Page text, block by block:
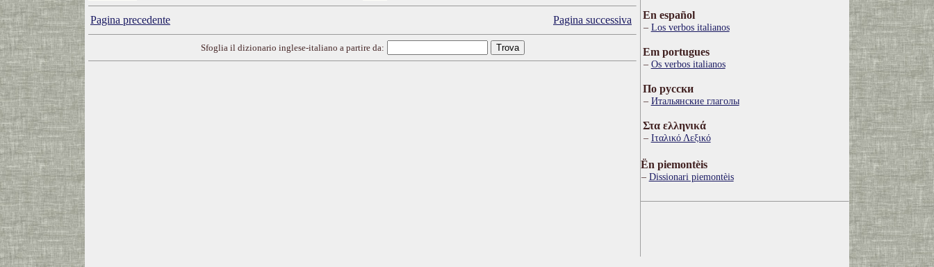
Pagina precedente Pagina successiva
Sfoglia il dizionario inglese-italiano a partire da:
En español
Los verbos italianos
Em portugues
Os verbos italianos
По русски
Итальянские глаголы
Στα ελληνικά
Ιταλικό Λεξικό
Ën piemontèis
Dissionari piemontèis